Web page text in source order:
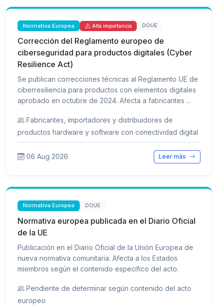
Normativa Europea Alta importancia DOUE
Corrección del Reglamento europeo de
ciberseguridad para productos digitales (Cyber
Resilience Act)
Se publican correcciones técnicas al Reglamento UE de
ciberresiliencia para productos con elementos digitales
aprobado en octubre de 2024. Afecta a fabricantes ...
Fabricantes, importadores y distribuidores de
productos hardware y software con conectividad digital
06 Aug 2026 Leer más
Normativa Europea DOUE
Normativa europea publicada en el Diario Oficial
de la UE
Publicación en el Diario Oficial de la Unión Europea de
nueva normativa comunitaria. Afecta a los Estados
miembros según el contenido específico del acto.
Pendiente de determinar según contenido del acto
europeo